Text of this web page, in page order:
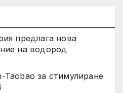
предлага нова
на водород
Taobao за стимулиране